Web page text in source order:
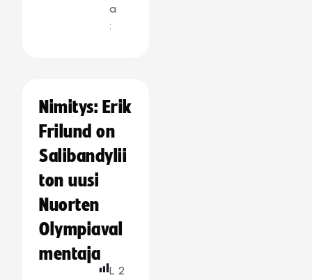
a
:
Nimitys: Erik
Frilund on
Salibandylii
ton uusi
Nuorten
Olympiaval
mentaja
L 2